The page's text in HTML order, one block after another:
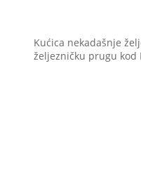
Kućica nekadašnje
željezničku prugu kod